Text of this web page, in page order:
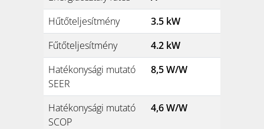
Hűtőteljesítmény
3.5 kW
Fűtőteljesítmény
4.2 kW
Hatékonysági mutató
SEER
8,5 W/W
Hatékonysági mutató
SCOP
4,6 W/W